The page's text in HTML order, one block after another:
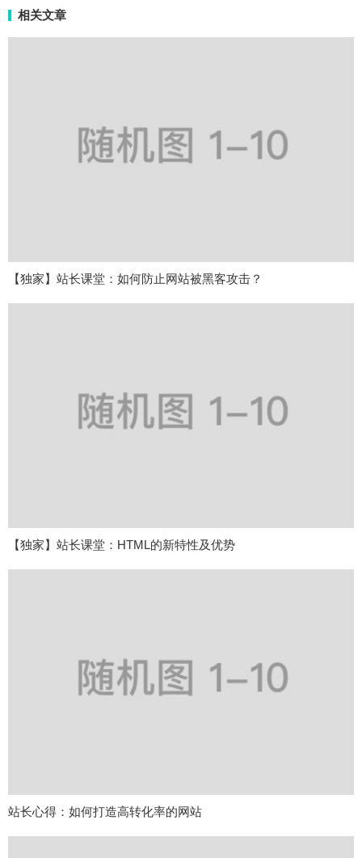
相关文章
【独家】站长课堂：如何防止网站被黑客攻击？
【独家】站长课堂：HTML的新特性及优势
站长心得：如何打造高转化率的网站